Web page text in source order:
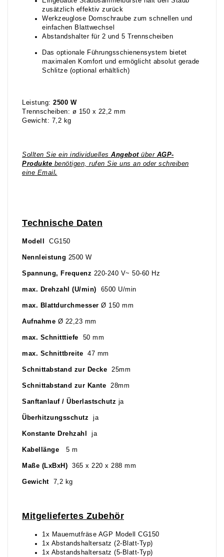
zusätzlich effektiv zurück
Werkzeuglose Dornschraube zum schnellen und
einfachen Blattwechsel
Abstandshalter für 2 und 5 Trennscheiben
Das optionale Führungsschienensystem bietet
maximalen Komfort und ermöglicht absolut gerade
Schlitze (optional erhältlich)
Leistung: 2500 W
Trennscheiben: ø 150 x 22,2 mm
Gewicht: 7,2 kg
Sollten Sie ein individuelles Angebotüber AGP-
Produkte benötigen, rufen Sie uns an oder schreiben
eine Email.
Technische Daten
Modell CG150
Nennleistung 2500 W
Spannung, Frequenz 220-240 V~ 50-60 Hz
max. Drehzahl (U/min) 6500 U/min
max. Blattdurchmesser Ø 150 mm
Aufnahme Ø 22,23 mm
max. Schnitttiefe 50 mm
max. Schnittbreite 47 mm
Schnittabstand zur Decke 25mm
Schnittabstand zur Kante 28mm
Sanftanlauf / Überlastschutz ja
Überhitzungsschutz ja
Konstante Drehzahl ja
Kabellänge 5 m
Maße (LxBxH) 365 x 220 x 288 mm
Gewicht 7,2 kg
Mitgeliefertes Zubehör
1x Mauernutfräse AGP Modell CG150
1x Abstandshaltersatz (2-Blatt-Typ)
1x Abstandshaltersatz (5-Blatt-Typ)